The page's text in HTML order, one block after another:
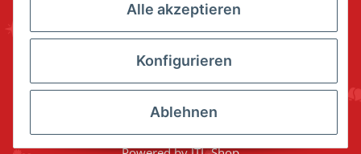
* Alle Preise inkl. gesetzlicher USt., zzgl.
© www.volkskunstshop-erzgebirge.de
Alle akzeptieren
Konfigurieren
Ablehnen